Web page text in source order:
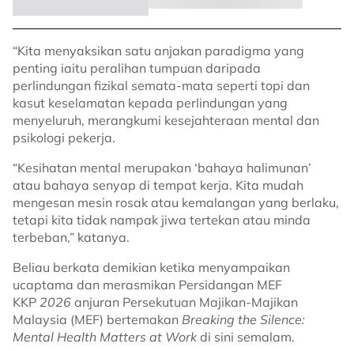
“Kita menyaksikan satu anjakan paradigma yang
penting iaitu peralihan tumpuan daripada
perlindungan fizikal semata-mata seperti topi dan
kasut keselamatan kepada perlindungan yang
menyeluruh, merangkumi kesejahteraan mental dan
psikologi pekerja.
“Kesihatan mental merupakan ‘bahaya halimunan’
atau bahaya senyap di tempat kerja. Kita mudah
mengesan mesin rosak atau kemalangan yang berlaku,
tetapi kita tidak nampak jiwa tertekan atau minda
terbeban,” katanya.
Beliau berkata demikian ketika menyampaikan
ucaptama dan merasmikan Persidangan MEF
KKP 2026 anjuran Persekutuan Majikan-Majikan
Malaysia (MEF) bertemakan Breaking the Silence:
Mental Health Matters at Work di sini semalam.